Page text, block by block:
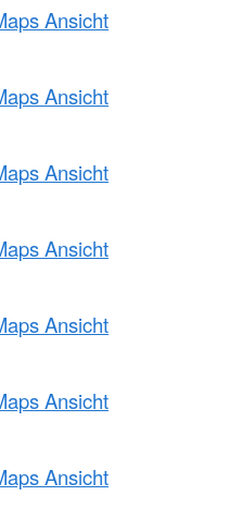
Ansicht
Ansicht
Ansicht
Ansicht
Ansicht
Ansicht
Ansicht